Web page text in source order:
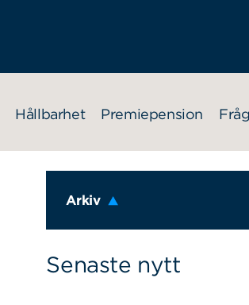
Hållbarhet Premiepension
Arkiv
Senaste nytt